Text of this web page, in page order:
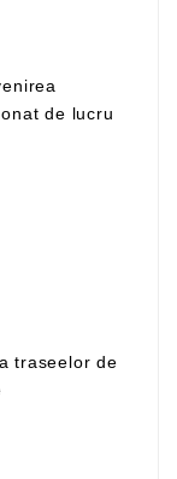
de lucru
traseelor de